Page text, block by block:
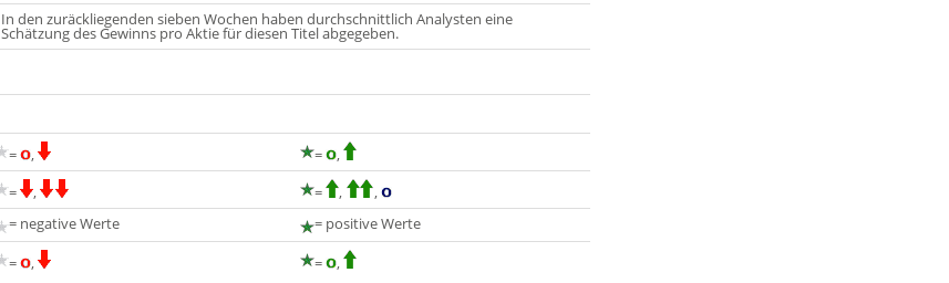
In den zuräckliegenden sieben Wochen haben durchschnittlich Analysten eine
Schätzung des Gewinns pro Aktie für diesen Titel abgegeben.
= , =
,
= , = ,
,
= negative Werte
= positive Werte
= , = ,